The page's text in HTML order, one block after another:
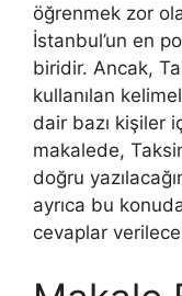
öğrenmek zor
İstanbul’un en
biridir. Ancak,
kullanılan
dair bazı kişiler
makalede,
doğru
ayrıca bu
cevaplar